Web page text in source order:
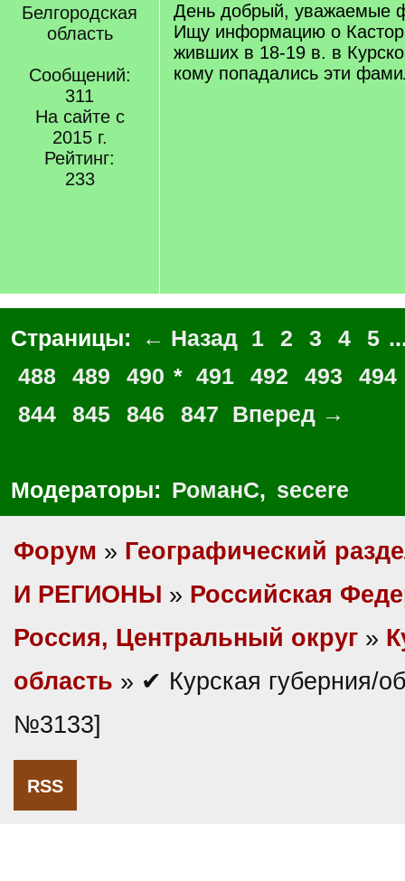
Белгородская
область
Сообщений:
311
На сайте с
2015 г.
Рейтинг:
233
День добрый, уважаемые
Ищу информацию о
живших в 18-19 в. в
кому попадались эти
Страницы: ← Назад 1 2 3 4 5
488
489 490 * 491 492 493 494
844
845 846 847 Вперед →
Модераторы: РоманС, secere
Форум » Географический
И РЕГИОНЫ » Российская
Россия, Центральный округ »
область » ✔ Курская губерния/
№3133]
RSS